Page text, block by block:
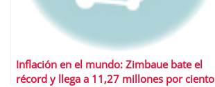
Inflación en el mundo: Zimbaue bate el
récord y llega a 11,27 millones por ciento